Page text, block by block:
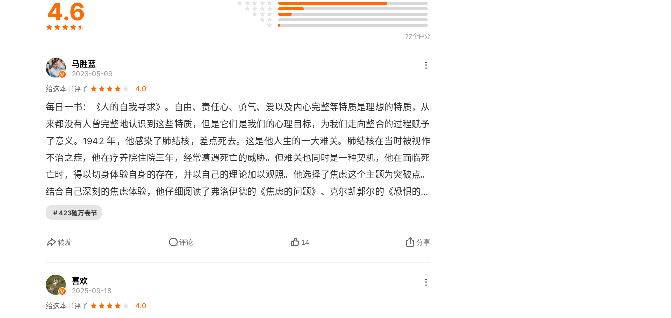
孤独
什么是焦虑？
第二章 混乱的根源
我们社会中价值观核心的丧失
自我感的丧失
我们用于个人交流的语言的丧失
“我们在自然中所看到的几乎没有什么是我们的”
悲剧感的丧失
自我意识——人类的独特标志
自我轻蔑——自我价值的替代物
4.6
77个评分
马胜蓝
2023-05-09
给这本书评了
4.0
每日一书：《人的自我寻求》。自由、责任心、勇气、爱以及内心完整等特质是理想的特质，从
来都没有人曾完整地认识到这些特质，但是它们是我们的心理目标，为我们走向整合的过程赋予
了意义。1942 年，他感染了肺结核，差点死去。这是他人生的一大难关。肺结核在当时被视作
不治之症，他在疗养院住院三年，经常遭遇死亡的威胁。但难关也同时是一种契机，他在面临死
亡时，得以切身体验自身的存在，并以自己的理论加以观照。他选择了焦虑这个主题为突破点。
结合自己深刻的焦虑体验，他仔细阅读了弗洛伊德的《焦虑的问题》、克尔凯郭尔的《恐惧的概
念》以及叔本华 (
结构，即人类存在的本体论问题。从疾病中康复之后，他在蒂利希的指导下，以其亲身体验和内
第一个临床心理学博士学位。本书第一部分是 “我们的困境”，从分析人的空虚、孤独与焦虑入
手，解释现代人面临的严重心理困境，并进一步指出造成这一混乱的根源是价值核心的丧失、自
我感的丧失、语言的丧失和悲剧感的丧失等社会历史和文化心理的原因。第二部分是 “重新发现
# 423破万卷节
转发 评论 14 分享
喜欢
2025-09-18
给这本书评了
4.0